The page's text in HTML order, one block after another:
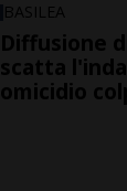
BASILEA
Diffusione
scatta
omicidio